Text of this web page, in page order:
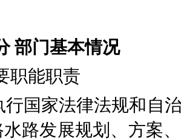
部门基本情况
职能职责
行国家法律法规和自
路发展规划、方案